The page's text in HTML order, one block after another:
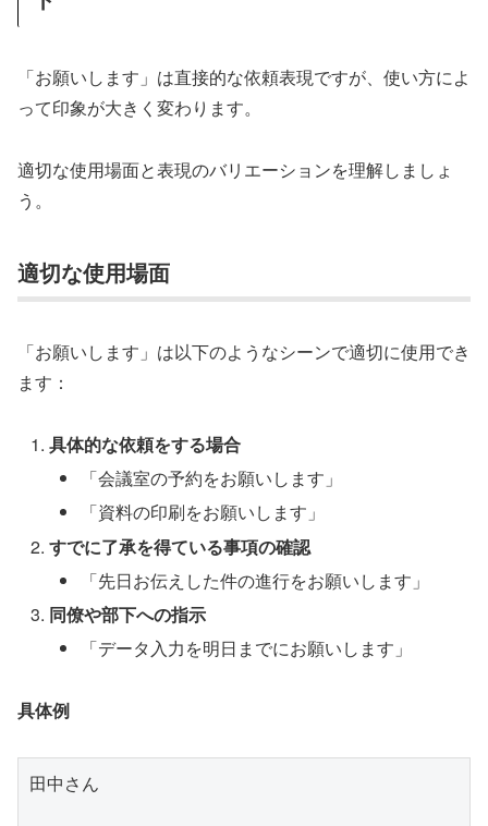
「お願いします」は直接的な依頼表現ですが、使い方によ
って印象が大きく変わります。
適切な使用場面と表現のバリエーションを理解しましょ
う。
適切な使用場面
「お願いします」は以下のようなシーンで適切に使用でき
ます：
具体的な依頼をする場合
「会議室の予約をお願いします」
「資料の印刷をお願いします」
すでに了承を得ている事項の確認
「先日お伝えした件の進行をお願いします」
同僚や部下への指示
「データ入力を明日までにお願いします」
具体例
田中さん